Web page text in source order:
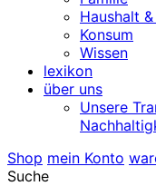
Haushalt
Konsum
Wissen
lexikon
über uns
Unsere
Shop mein Konto
Suche